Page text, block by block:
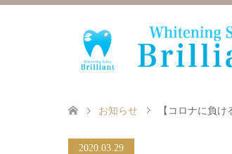
お知らせ 【コロナに負
2020.03.29